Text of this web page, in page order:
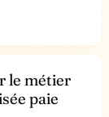
le métier
paie